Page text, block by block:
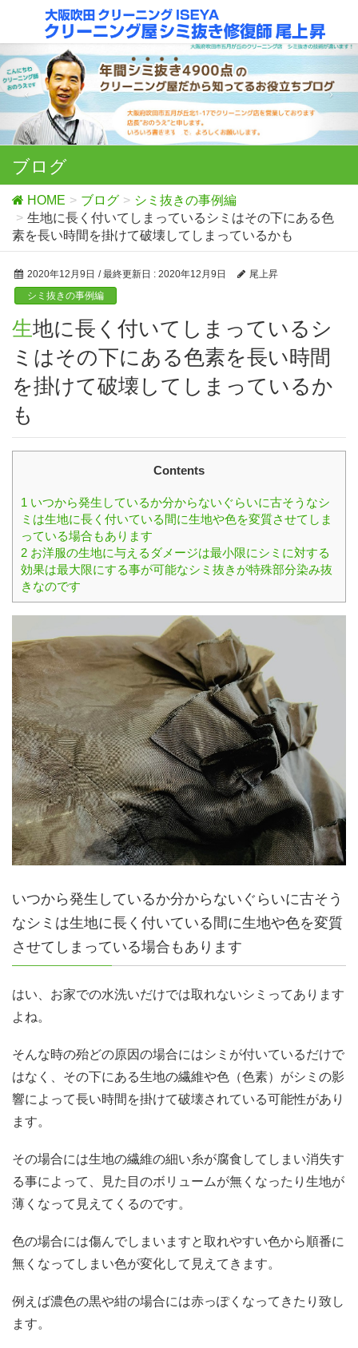
ブログ
HOME ブログ
シミ抜きの事例編
生地に長く付いてしまっているシミはその下にある色
素を長い時間を掛けて破壊してしまっているかも
2020年12月9日 / 最終更新日 : 2020年12月9日
尾上昇
シミ抜きの事例編
生地に長く付いてしまっているシ
ミはその下にある色素を長い時間
を掛けて破壊してしまっているか
も
Contents
1 いつから発生しているか分からないぐらいに古そうなシ
ミは生地に長く付いている間に生地や色を変質させてしま
っている場合もあります
2 お洋服の生地に与えるダメージは最小限にシミに対する
効果は最大限にする事が可能なシミ抜きが特殊部分染み抜
きなのです
いつから発生しているか分からないぐらいに古そう
なシミは生地に長く付いている間に生地や色を変質
させてしまっている場合もあります
はい、お家での水洗いだけでは取れないシミってあります
よね。
そんな時の殆どの原因の場合にはシミが付いているだけで
はなく、その下にある生地の繊維や色（色素）がシミの影
響によって長い時間を掛けて破壊されている可能性があり
ます。
その場合には生地の繊維の細い糸が腐食してしまい消失す
る事によって、見た目のボリュームが無くなったり生地が
薄くなって見えてくるのです。
色の場合には傷んでしまいますと取れやすい色から順番に
無くなってしまい色が変化して見えてきます。
例えば濃色の黒や紺の場合には赤っぽくなってきたり致し
ます。